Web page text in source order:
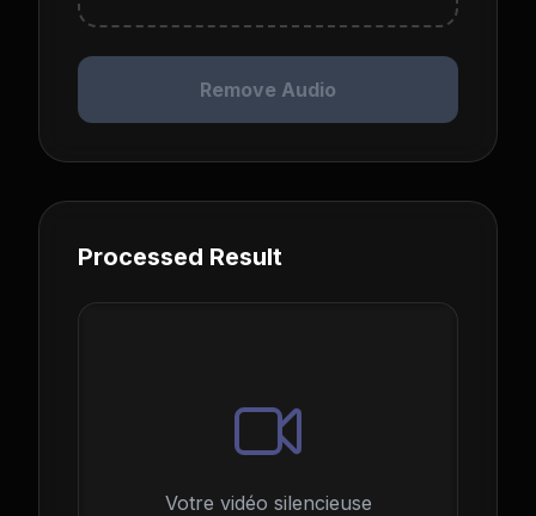
Remove Audio
Processed Result
Votre vidéo silencieuse